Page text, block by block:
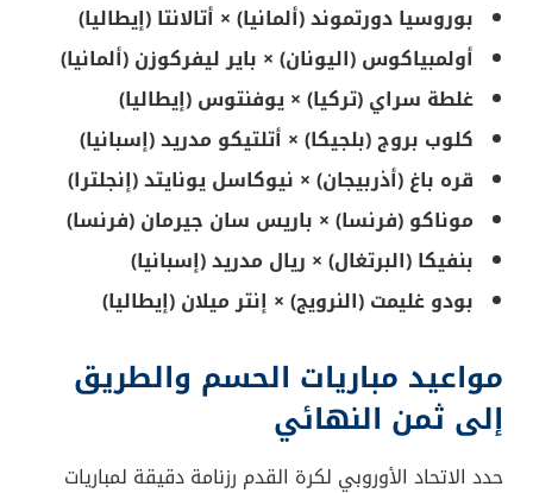
بوروسيا دورتموند (ألمانيا) × أتالانتا (إيطاليا)
أولمبياكوس (اليونان) × باير ليفركوزن (ألمانيا)
غلطة سراي (تركيا) × يوفنتوس (إيطاليا)
كلوب بروج (بلجيكا) × أتلتيكو مدريد (إسبانيا)
قره باغ (أذربيجان) × نيوكاسل يونايتد (إنجلترا)
موناكو (فرنسا) × باريس سان جيرمان (فرنسا)
بنفيكا (البرتغال) × ريال مدريد (إسبانيا)
بودو غليمت (النرويج) × إنتر ميلان (إيطاليا)
مواعيد مباريات الحسم والطريق
إلى ثمن النهائي
حدد الاتحاد الأوروبي لكرة القدم رزنامة دقيقة لمباريات